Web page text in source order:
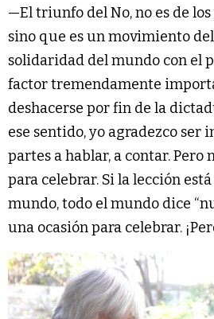
—El triunfo del No, no es de
sino que es un movimiento
solidaridad del mundo con el
factor tremendamente
deshacerse por fin de la
ese sentido, yo agradezco ser
partes a hablar, a contar. Pero
para celebrar. Si la lección
mundo, todo el mundo dice
una ocasión para celebrar.